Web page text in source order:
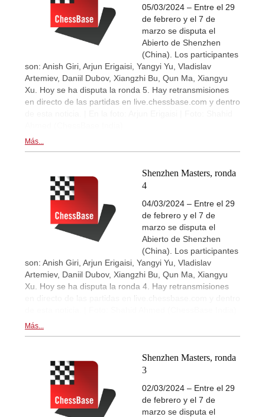
05/03/2024 – Entre el 29
de febrero y el 7 de
marzo se disputa el
Abierto de Shenzhen
(China). Los participantes
son: Anish Giri, Arjun Erigaisi, Yangyi Yu, Vladislav
Artemiev, Daniil Dubov, Xiangzhi Bu, Qun Ma, Xiangyu
Xu. Hoy se ha disputa la ronda 5. Hay retransmisiones
en directo de las partidas en live.chessbase.com y dentro
Más...
Shenzhen Masters, ronda
4
04/03/2024 – Entre el 29
de febrero y el 7 de
marzo se disputa el
Abierto de Shenzhen
(China). Los participantes
son: Anish Giri, Arjun Erigaisi, Yangyi Yu, Vladislav
Artemiev, Daniil Dubov, Xiangzhi Bu, Qun Ma, Xiangyu
Xu. Hoy se ha disputa la ronda 4. Hay retransmisiones
en directo de las partidas en live.chessbase.com y dentro
Más...
Shenzhen Masters, ronda
3
02/03/2024 – Entre el 29
de febrero y el 7 de
marzo se disputa el